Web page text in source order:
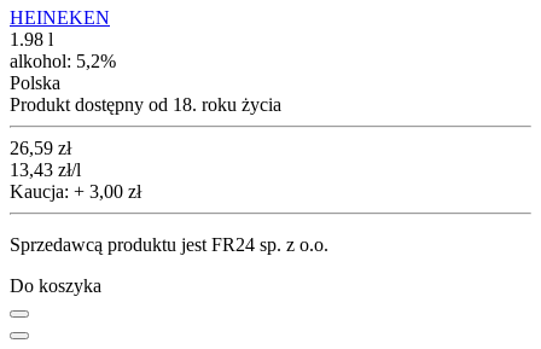
HEINEKEN
1.98 l
alkohol: 5,2%
Polska
Produkt dostępny od 18. roku życia
Cena
26,59 zł
13,43 zł/l
Kaucja: + 3,00 zł
Sprzedawcą produktu jest FR24 sp. z o.o.
Do koszyka